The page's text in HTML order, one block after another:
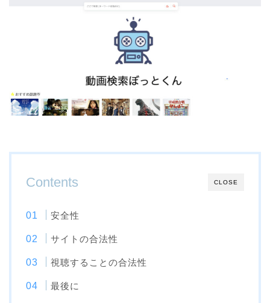
CLOSE
Contents
安全性
サイトの合法性
視聴することの合法性
最後に